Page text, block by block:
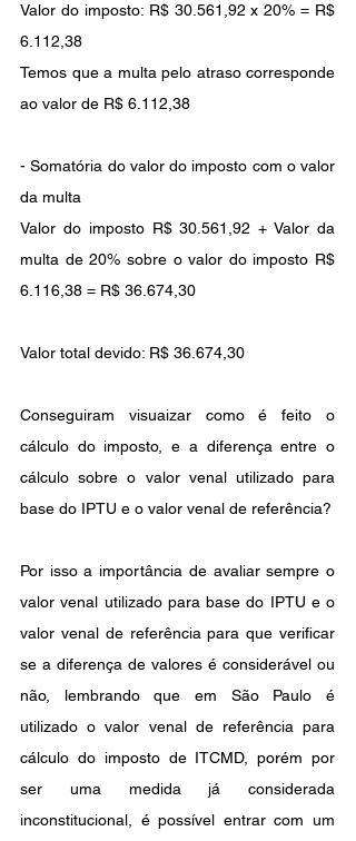
Valor do imposto: R$ 30.561,92 x 20% = R$
6.112,38
Temos que a multa pelo atraso corresponde
ao valor de R$ 6.112,38
- Somatória do valor do imposto com o valor
da multa
Valor do imposto R$ 30.561,92 + Valor da
multa de 20% sobre o valor do imposto R$
6.116,38 = R$ 36.674,30
Valor total devido: R$ 36.674,30
Conseguiram visuaizar como é feito o
cálculo do imposto, e a diferença entre o
cálculo sobre o valor venal utilizado para
base do IPTU e o valor venal de referência?
Por isso a importância de avaliar sempre o
valor venal utilizado para base do IPTU e o
valor venal de referência para que verificar
se a diferença de valores é considerável ou
não, lembrando que em São Paulo é
utilizado o valor venal de referência para
cálculo do imposto de ITCMD, porém por
ser uma medida já considerada
inconstitucional, é possível entrar com um